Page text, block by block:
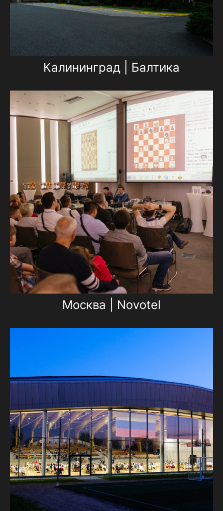
Калининград | Балтика
Москва | Novotel